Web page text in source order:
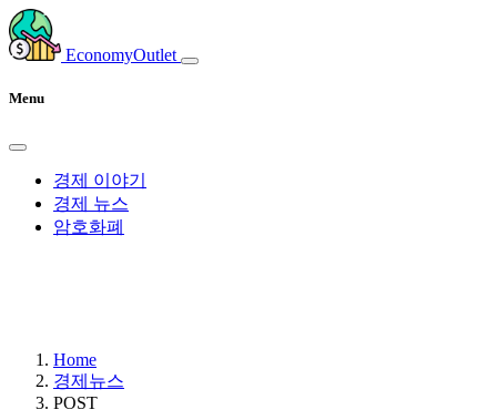
EconomyOutlet
Menu
경제 이야기
경제 뉴스
암호화폐
Home
경제뉴스
POST